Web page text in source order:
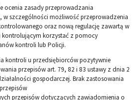
ocenia zasady przeprowadzania
szczególności możliwość przeprowadzenia
oraz nową regulację zawartą w
korzystać z pomocy
kontroli lub Policji.
kontroli u przedsiębiorców pozytywnie
przepisów art. 79, 82 i 83 ustawy z dnia 2
gospodarczej. Brak zastosowania
przepisów dotyczących zawiadomienia o